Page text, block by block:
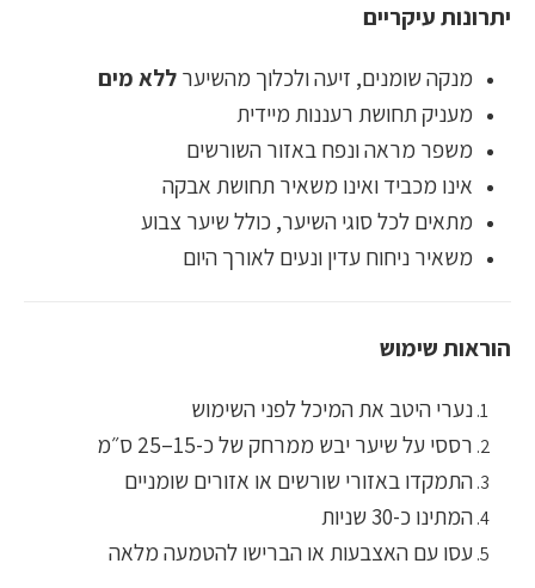
יתרונות עיקריים
מנקה שומנים, זיעה ולכלוך מהשיערללא מים
מעניק תחושת רעננות מיידית
משפר מראה ונפח באזור השורשים
אינו מכביד ואינו משאיר תחושת אבקה
מתאים לכל סוגי השיער, כולל שיער צבוע
משאיר ניחוח עדין ונעים לאורך היום
הוראות שימוש
נערי היטב את המיכל לפני השימוש
רססי על שיער יבש ממרחק של כ-15–25 ס״מ
התמקדו באזורי שורשים או אזורים שומניים
המתינו כ-30 שניות
עסו עם האצבעות או הברישו להטמעה מלאה